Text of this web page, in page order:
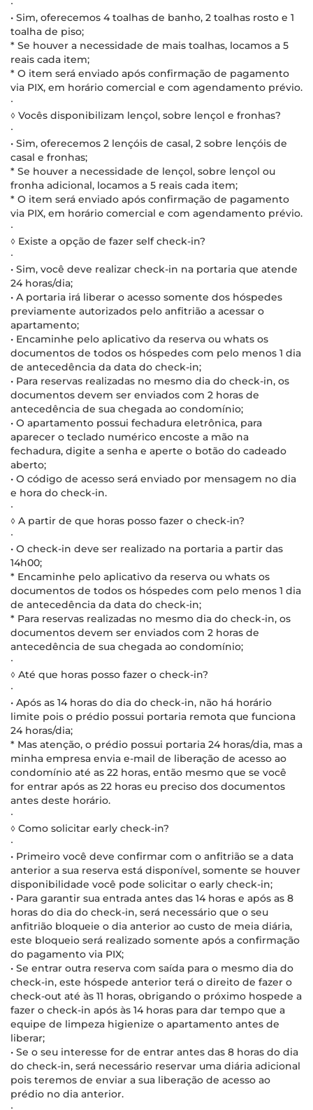
∙
• Sim, oferecemos 4 toalhas de banho, 2 toalhas rosto e 1
toalha de piso;
* Se houver a necessidade de mais toalhas, locamos a 5
reais cada item;
* O item será enviado após confirmação de pagamento
via PIX, em horário comercial e com agendamento prévio.
∙
◊ Vocês disponibilizam lençol, sobre lençol e fronhas?
∙
• Sim, oferecemos 2 lençóis de casal, 2 sobre lençóis de
casal e fronhas;
* Se houver a necessidade de lençol, sobre lençol ou
fronha adicional, locamos a 5 reais cada item;
* O item será enviado após confirmação de pagamento
via PIX, em horário comercial e com agendamento prévio.
∙
◊ Existe a opção de fazer self check-in?
∙
• Sim, você deve realizar check-in na portaria que atende
24 horas/dia;
• A portaria irá liberar o acesso somente dos hóspedes
previamente autorizados pelo anfitrião a acessar o
apartamento;
• Encaminhe pelo aplicativo da reserva ou whats os
documentos de todos os hóspedes com pelo menos 1 dia
de antecedência da data do check-in;
• Para reservas realizadas no mesmo dia do check-in, os
documentos devem ser enviados com 2 horas de
antecedência de sua chegada ao condomínio;
• O apartamento possui fechadura eletrônica, para
aparecer o teclado numérico encoste a mão na
fechadura, digite a senha e aperte o botão do cadeado
aberto;
• O código de acesso será enviado por mensagem no dia
e hora do check-in.
∙
◊ A partir de que horas posso fazer o check-in?
∙
• O check-in deve ser realizado na portaria a partir das
14h00;
* Encaminhe pelo aplicativo da reserva ou whats os
documentos de todos os hóspedes com pelo menos 1 dia
de antecedência da data do check-in;
* Para reservas realizadas no mesmo dia do check-in, os
documentos devem ser enviados com 2 horas de
antecedência de sua chegada ao condomínio;
∙
◊ Até que horas posso fazer o check-in?
∙
• Após as 14 horas do dia do check-in, não há horário
limite pois o prédio possui portaria remota que funciona
24 horas/dia;
* Mas atenção, o prédio possui portaria 24 horas/dia, mas a
minha empresa envia e-mail de liberação de acesso ao
condomínio até as 22 horas, então mesmo que se você
for entrar após as 22 horas eu preciso dos documentos
antes deste horário.
∙
◊ Como solicitar early check-in?
∙
• Primeiro você deve confirmar com o anfitrião se a data
anterior a sua reserva está disponível, somente se houver
disponibilidade você pode solicitar o early check-in;
• Para garantir sua entrada antes das 14 horas e após as 8
horas do dia do check-in, será necessário que o seu
anfitrião bloqueie o dia anterior ao custo de meia diária,
este bloqueio será realizado somente após a confirmação
do pagamento via PIX;
• Se entrar outra reserva com saída para o mesmo dia do
check-in, este hóspede anterior terá o direito de fazer o
check-out até às 11 horas, obrigando o próximo hospede a
fazer o check-in após às 14 horas para dar tempo que a
equipe de limpeza higienize o apartamento antes de
liberar;
• Se o seu interesse for de entrar antes das 8 horas do dia
do check-in, será necessário reservar uma diária adicional
pois teremos de enviar a sua liberação de acesso ao
prédio no dia anterior.